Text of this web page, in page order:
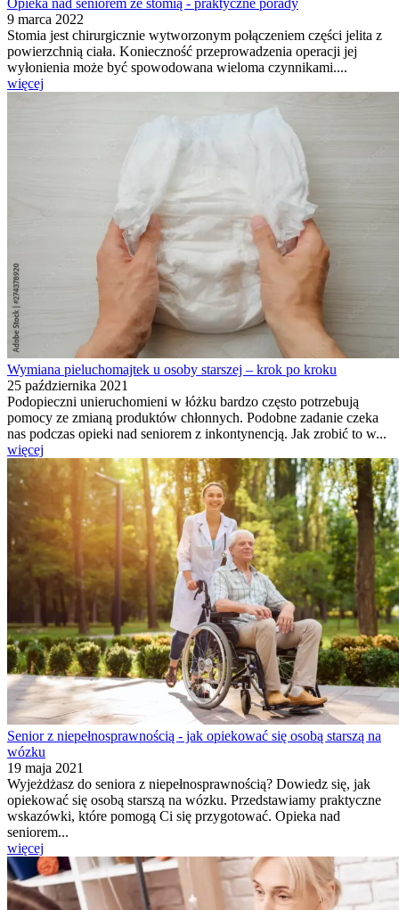
Opieka nad seniorem ze stomią - praktyczne porady
9 marca 2022
Stomia jest chirurgicznie wytworzonym połączeniem części jelita z
powierzchnią ciała. Konieczność przeprowadzenia operacji jej
wyłonienia może być spowodowana wieloma czynnikami....
więcej
Wymiana pieluchomajtek u osoby starszej – krok po kroku
25 października 2021
Podopieczni unieruchomieni w łóżku bardzo często potrzebują
pomocy ze zmianą produktów chłonnych. Podobne zadanie czeka
nas podczas opieki nad seniorem z inkontynencją. Jak zrobić to w...
więcej
Senior z niepełnosprawnością - jak opiekować się osobą starszą na
wózku
19 maja 2021
Wyjeżdżasz do seniora z niepełnosprawnością? Dowiedz się, jak
opiekować się osobą starszą na wózku. Przedstawiamy praktyczne
wskazówki, które pomogą Ci się przygotować. Opieka nad
seniorem...
więcej